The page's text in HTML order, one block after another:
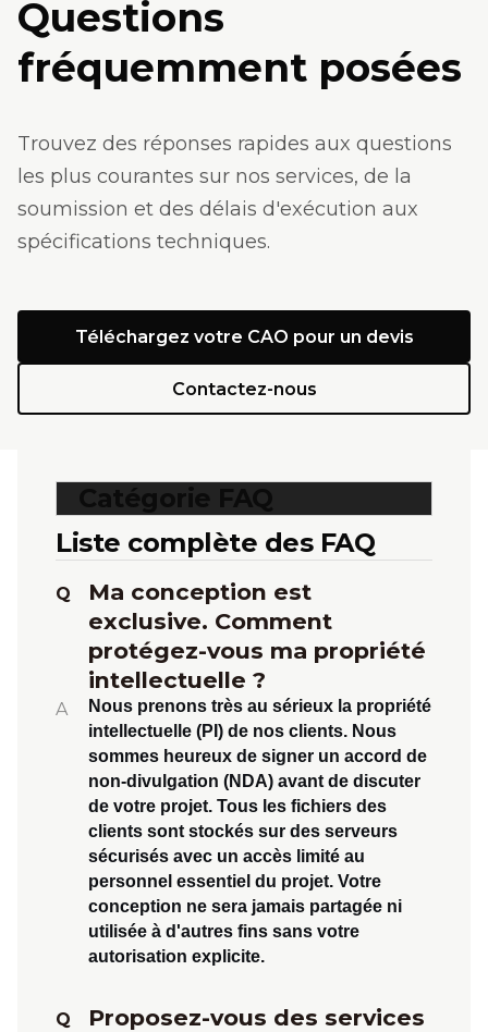
Questions
fréquemment posées
Trouvez des réponses rapides aux questions
les plus courantes sur nos services, de la
soumission et des délais d'exécution aux
spécifications techniques.
Téléchargez votre CAO pour un devis
Contactez-nous
Catégorie FAQ
Liste complète des FAQ
Q
Ma conception est
exclusive. Comment
protégez-vous ma propriété
intellectuelle ?
A
Nous prenons très au sérieux la propriété
intellectuelle (PI) de nos clients. Nous
sommes heureux de signer un accord de
non-divulgation (NDA) avant de discuter
de votre projet. Tous les fichiers des
clients sont stockés sur des serveurs
sécurisés avec un accès limité au
personnel essentiel du projet. Votre
conception ne sera jamais partagée ni
utilisée à d'autres fins sans votre
autorisation explicite.
Q
Proposez-vous des services